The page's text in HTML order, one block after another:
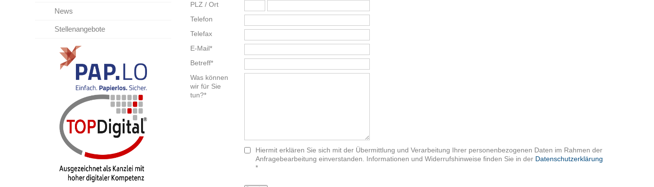
News
Stellenangebote
PLZ / Ort
Telefon
Telefax
E-Mail*
Betreff*
Was können
wir für Sie
tun?*
Hiermit erklären Sie sich mit der Übermittlung und Verarbeitung Ihrer personenbezogenen Daten im Rahmen der
Anfragebearbeitung einverstanden. Informationen und Widerrufshinweise finden Sie in der Datenschutzerklärung
*